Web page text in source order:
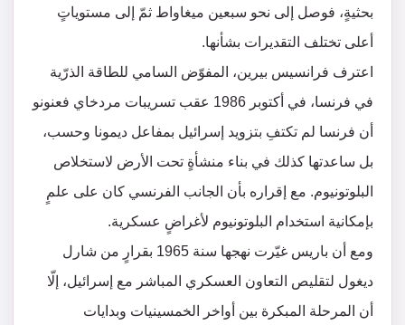
بحثيةٍ، فوصل إلى نحو سبعين ميغاواط ثمّ إلى مستوياتٍ
أعلى تختلف التقديرات بشأنها.
اعترف فرانسيس بيرين، المفوّض السامي للطاقة الذرّية
في فرنسا، في أكتوبر 1986 عقب تسريبات مردخاي فعنونو
أن فرنسا لم تكتفِ بتزويد إسرائيل بمفاعل ديمونا وحسب،
بل ساعدتها كذلك في بناء منشأةٍ تحت الأرض لاستخلاص
البلوتونيوم. مع إقراره بأن الجانب الفرنسي كان على علمٍ
بإمكانية استخدام البلوتونيوم لأغراضٍ عسكرية.
ومع أن باريس غيّرت نهجها سنة 1965 بقرارٍ من شارل
ديغول لتقليص التعاون العسكري المباشر مع إسرائيل، إلّا
أن المرحلة المبكرة بين أواخر الخمسينيات وبدايات